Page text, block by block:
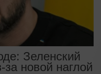
Зеленский
новой наглой